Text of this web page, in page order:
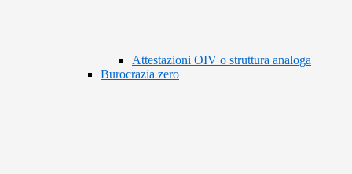
Attestazioni OIV o struttura analoga
Burocrazia zero